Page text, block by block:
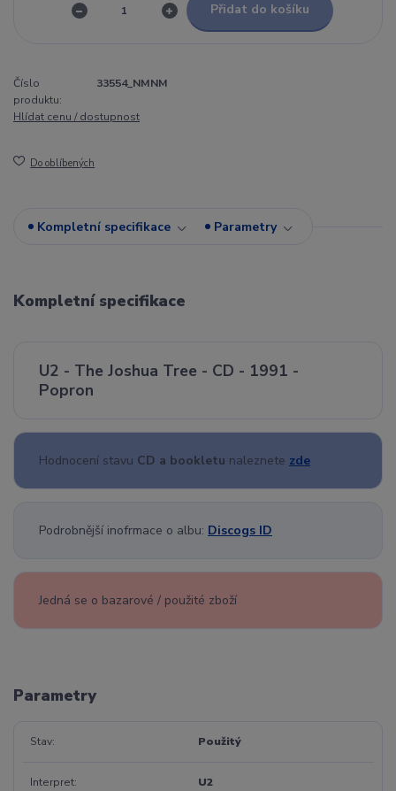
Přidat do košíku
Číslo
produktu:
33554_NMNM
Hlídat cenu / dostupnost
Do oblíbených
Kompletní specifikace Parametry
Kompletní specifikace
U2 - The Joshua Tree - CD - 1991 -
Popron
Hodnocení stavu CD a bookletu naleznete zde
Podrobnější inofrmace o albu: Discogs ID
Jedná se o bazarové / použité zboží
Parametry
Stav Použitý
Interpret U2